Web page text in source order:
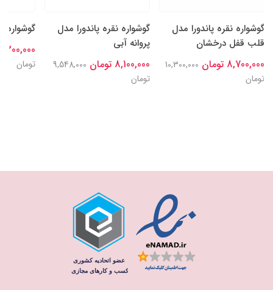
گوشواره نقره پاندورا مدل
قلب قفل درخشان
8,700,000 تومان
10,300,000
تومان
گوشواره نقره پاندورا مدل
پروانه آبی
8,100,000 تومان
9,548,000
تومان
گوشواره
8,300,000
تومان